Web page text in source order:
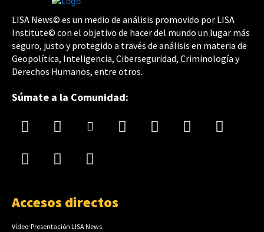
LISA News© es un medio de análisis promovido por LISA
Institute© con el objetivo de hacer del mundo un lugar más
seguro, justo y protegido a través de análisis en materia de
Geopolítica, Inteligencia, Ciberseguridad, Criminología y
Derechos Humanos, entre otros.
Súmate a la Comunidad:
Accesos directos
Vídeo-Presentación LISA News